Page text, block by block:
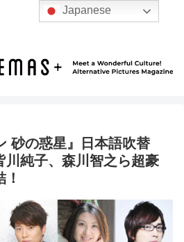
砂の惑星』日本語吹替
川純子、森川智之ら超豪
Japanese